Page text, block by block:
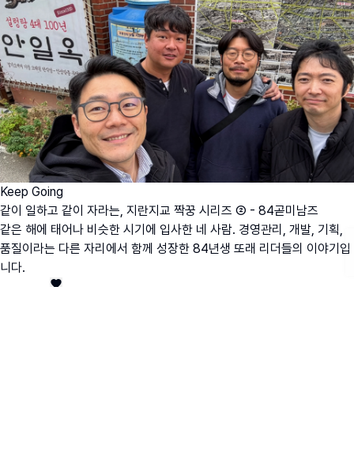
Keep Going
같이 일하고 같이 자라는, 지란지교 짝꿍 시리즈 ② - 84곧미남즈
같은 해에 태어나 비슷한 시기에 입사한 네 사람. 경영관리, 개발, 기획,
품질이라는 다른 자리에서 함께 성장한 84년생 또래 리더들의 이야기입
니다.